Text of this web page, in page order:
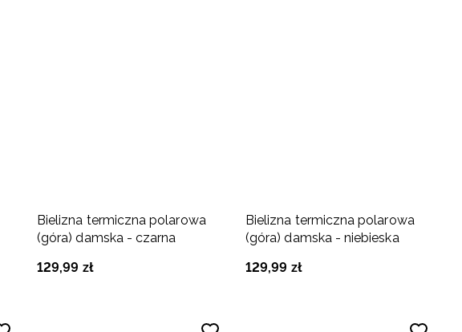
Bielizna termiczna polarowa
(góra) damska - czarna
129,99 zł
Bielizna termiczna polarowa
(góra) damska - niebieska
129,99 zł